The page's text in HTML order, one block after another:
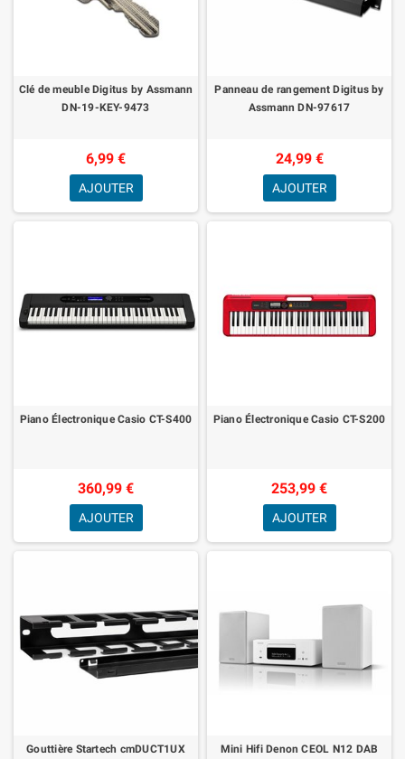
Clé de meuble Digitus by Assmann
DN-19-KEY-9473
6,99 €
AJOUTER
Panneau de rangement Digitus by
Assmann DN-97617
24,99 €
AJOUTER
Piano Électronique Casio CT-S400
360,99 €
AJOUTER
Piano Électronique Casio CT-S200
253,99 €
AJOUTER
Gouttière Startech cmDUCT1UX
Mini Hifi Denon CEOL N12 DAB